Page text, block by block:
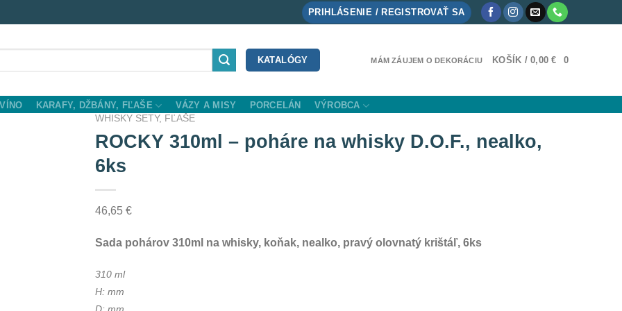
PRIHLÁSENIE / REGISTROVAŤ SA
KATALÓGY MÁM ZÁUJEM O DEKORÁCIU KOŠÍK /0,00€ 0
KARAFY, DŽBÁNY, FĽAŠE VÁZY A MISY PORCELÁN VÝROBCA
WHISKY SETY, FĽAŠE
ROCKY 310ml – poháre na whisky D.O.F., nealko,
6ks
46,65€
Sada pohárov 310ml na whisky, koňak, nealko, pravý olovnatý krištáľ, 6ks
310 ml
H: mm